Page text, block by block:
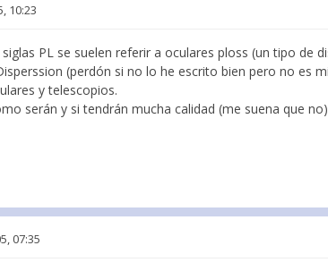
10:23
PL se suelen referir a oculares ploss (un tipo de
(perdón si no lo he escrito bien pero no es
y telescopios.
serán y si tendrán mucha calidad (me suena que
07:35